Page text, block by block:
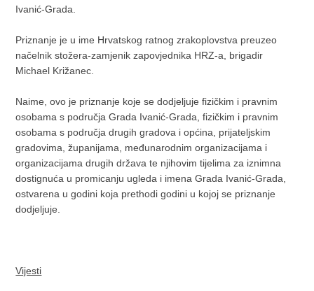
Ivanić-Grada.
Priznanje je u ime Hrvatskog ratnog zrakoplovstva preuzeo
načelnik stožera-zamjenik zapovjednika HRZ-a, brigadir
Michael Križanec.
Naime, ovo je priznanje koje se dodjeljuje fizičkim i pravnim
osobama s područja Grada Ivanić-Grada, fizičkim i pravnim
osobama s područja drugih gradova i općina, prijateljskim
gradovima, županijama, međunarodnim organizacijama i
organizacijama drugih država te njihovim tijelima za iznimna
dostignuća u promicanju ugleda i imena Grada Ivanić-Grada,
ostvarena u godini koja prethodi godini u kojoj se priznanje
dodjeljuje.
Vijesti